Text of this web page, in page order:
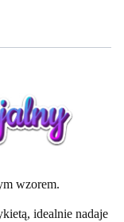
wzorem.
idealnie nadaje